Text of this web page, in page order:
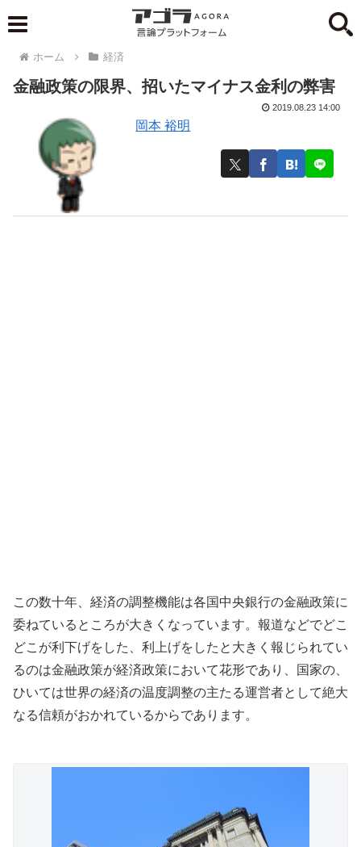
ホーム 経済
金融政策の限界、招いたマイナス金利の弊害
岡本 裕明
2019.08.23 14:00
この数十年、経済の調整機能は各国中央銀行の金融政策に
委ねているところが大きくなっています。報道などでどこ
どこが利下げをした、利上げをしたと大きく報じられてい
るのは金融政策が経済政策において花形であり、国家の、
ひいては世界の経済の温度調整の主たる運営者として絶大
なる信頼がおかれているからであります。